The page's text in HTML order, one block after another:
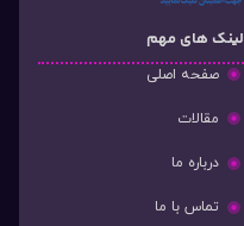
لینک های مهم
صفحه اصلی
مقالات
درباره ما
تماس با ما